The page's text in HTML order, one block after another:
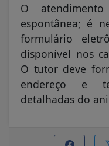
O
espontânea; é
formulário
disponível nos
O tutor deve
endereço e
detalhadas do